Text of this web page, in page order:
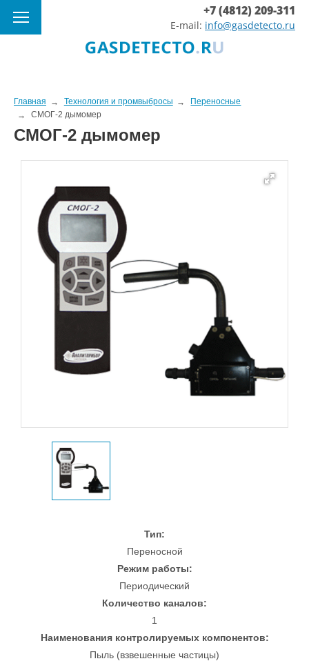
+7 (4812) 209-311
E-mail: info@gasdetecto.ru
Главная Технология и промвыбросы
Переносные
СМОГ-2 дымомер
СМОГ-2 дымомер
Тип:
Переносной
Режим работы:
Периодический
Количество каналов:
1
Наименования контролируемых компонентов:
Пыль (взвешенные частицы)